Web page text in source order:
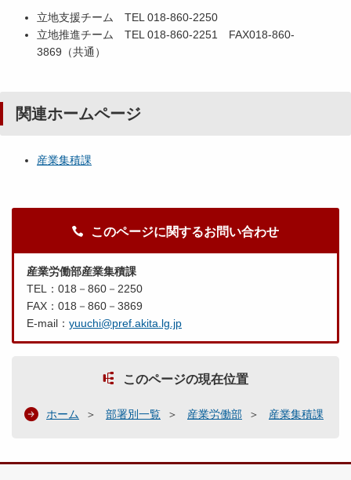
立地支援チーム TEL 018-860-2250
立地推進チーム TEL 018-860-2251 FAX018-860-
3869（共通）
関連ホームページ
産業集積課
このページに関するお問い合わせ
産業労働部産業集積課
TEL：018－860－2250
FAX：018－860－3869
E-mail： yuuchi@pref.akita.lg.jp
このページの現在位置
ホーム 部署別一覧 産業労働部 産業集積課